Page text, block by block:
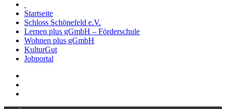
Startseite
Schloss Schönefeld e.V.
Lernen plus gGmbH – Förderschule
Wohnen plus gGmbH
KulturGut
Jobportal